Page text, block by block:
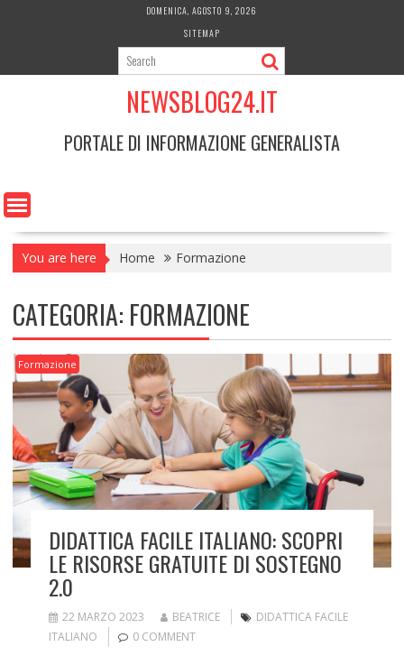
DOMENICA, AGOSTO 9, 2026
SITEMAP
NEWSBLOG24.IT
PORTALE DI INFORMAZIONE GENERALISTA
You are here Home Formazione
CATEGORIA: FORMAZIONE
Formazione
DIDATTICA FACILE ITALIANO: SCOPRI
LE RISORSE GRATUITE DI SOSTEGNO
2.0
22 MARZO 2023 BEATRICE
DIDATTICA FACILE
ITALIANO
0 COMMENT